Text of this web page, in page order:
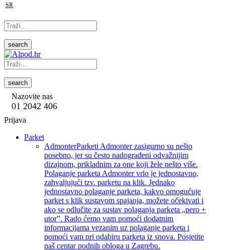
SR
search
search
Nazovite nas
01 2042 406
Prijava
Parket
AdmonterParketi Admonter zasigurno su nešto
posebno, jer su često nadograđeni odvažnijim
dizajnom, prikladnim za one koji žele nešto više.
Polaganje parketa Admonter vrlo je jednostavno,
zahvaljujući tzv. parketu na klik. Jednako
jednostavno polaganje parketa, kakvo omogućuje
parket s klik sustavom spajanja, možete očekivati i
ako se odlučite za sustav polaganja parketa „pero +
utor”. Rado ćemo vam pomoći dodatnim
informacijama vezanim uz polaganje parketa i
pomoći vam pri odabiru parketa iz snova. Posjetite
naš centar podnih obloga u Zagrebu.